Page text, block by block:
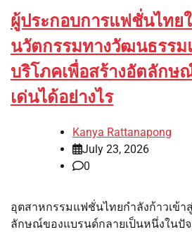
ผู้ประกอบการแฟชั่นไทย
นวัตกรรมทางวัฒนธรรม
บริโภคเพื่อสร้างอัตลัก
เด่นได้อย่างไร
Kanya Rattanapong
July 23, 2026
0
อุตสาหกรรมแฟชั่นไทยกำลังก้าวเข้า
ลักษณ์ของแบรนด์กลายเป็นหนึ่งในปั